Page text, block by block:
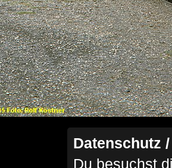
Datenschutz
Du besuchst